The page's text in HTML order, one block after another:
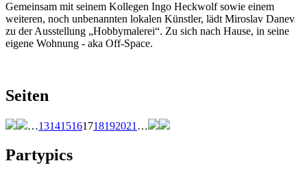
Gemeinsam mit seinem Kollegen Ingo Heckwolf sowie einem
weiteren, noch unbenannten lokalen Künstler, lädt Miroslav Danev
zu der Ausstellung „Hobbymalerei“. Zu sich nach Hause, in seine
eigene Wohnung - aka Off-Space.
Seiten
…131415161718192021 …
Partypics